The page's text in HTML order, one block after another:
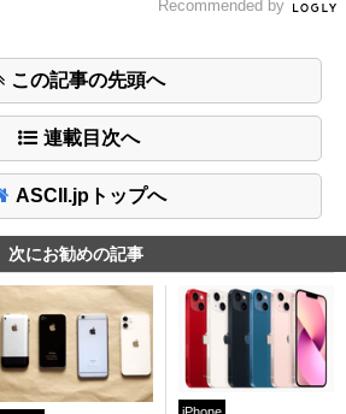
Recommended by
この記事の先頭へ
連載目次へ
ASCII.jpトップへ
次にお勧めの記事